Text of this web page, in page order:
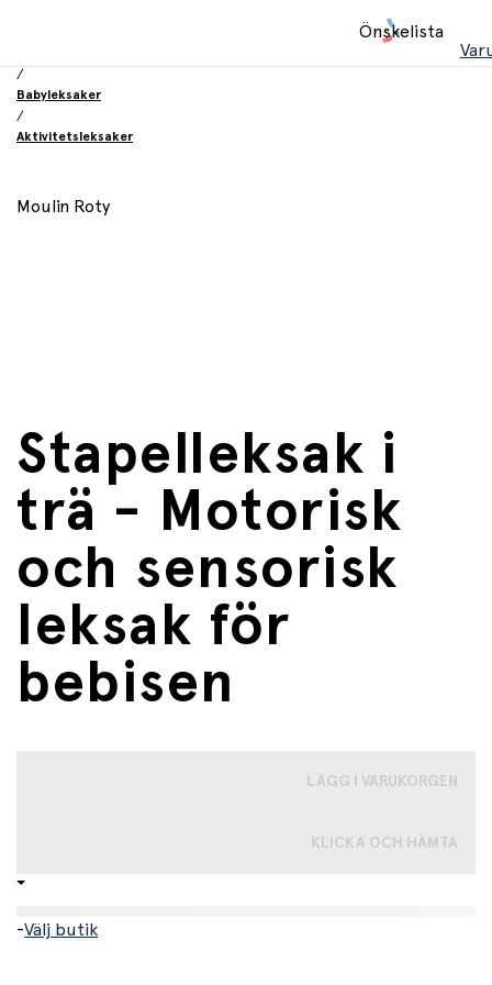
Önskelista
/
Babyleksaker
/
Aktivitetsleksaker
Moulin Roty
Stapelleksak i
trä - Motorisk
och sensorisk
leksak för
bebisen
LÄGG I VARUKORGEN
KLICKA OCH HÄMTA
-Välj butik